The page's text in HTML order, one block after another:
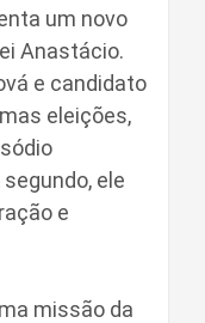
um novo
Anastácio.
e candidato
eleições,
ele
e
missão da